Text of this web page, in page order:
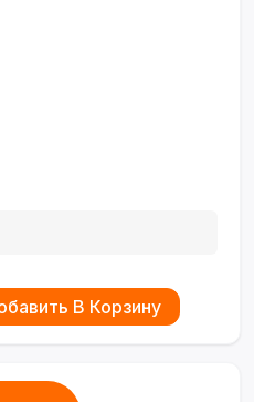
В Корзину